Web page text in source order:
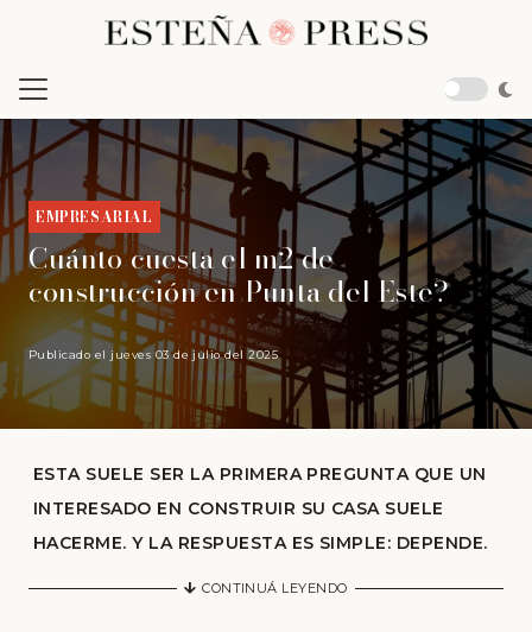
EMPRESARIAL
Cuánto cuesta el m2 de
construcción en Punta del Este?
Publicado el jueves 03 de julio del 2025
ESTA SUELE SER LA PRIMERA PREGUNTA QUE UN
INTERESADO EN CONSTRUIR SU CASA SUELE
HACERME. Y LA RESPUESTA ES SIMPLE: DEPENDE.
CONTINUÁ LEYENDO